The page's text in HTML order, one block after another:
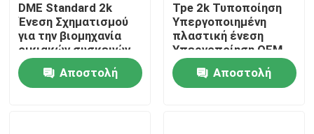
Αρχική
Προϊόντα
DME Standard 2k
Ένεση Σχηματισμού
για την βιομηχανία
οικιακών συσκευών
Αποστολή
Tpe 2k Τυποποίηση
Υπεργοποιημένη
πλαστική ένεση
Υπεργοποίηση OEM
ODM
Αποστολή